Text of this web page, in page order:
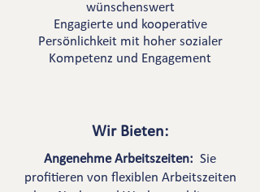
wünschenswert
Engagierte und kooperative
Persönlichkeit mit hoher sozialer
Kompetenz und Engagement
Wir Bieten:
Angenehme Arbeitszeiten: Sie
profitieren von flexiblen Arbeitszeiten